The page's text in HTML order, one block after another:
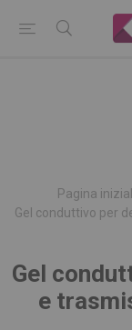
Pagina
Gel conduttivo per
Gel
e